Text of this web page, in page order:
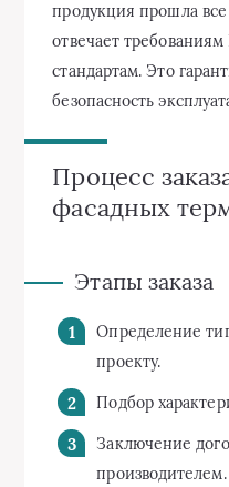
продукция прошла
отвечает
стандартам. Это
безопасность
Процесс
фасадных
Этапы заказа
Определение
проекту.
Подбор
Заключение
производителем.